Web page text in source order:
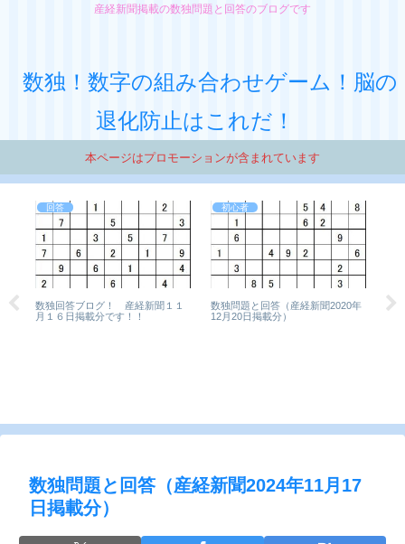
産経新聞掲載の数独問題と回答のブログです
数独！数字の組み合わせゲーム！脳の
退化防止はこれだ！
本ページはプロモーションが含まれています
回答
数独回答ブログ！ 産経新聞１１
月１６日掲載分です！！
初心者
数独問題と回答（産経新聞2020年
12月20日掲載分）
産
数独問題と回答（産経新聞2024年11月17
日掲載分）